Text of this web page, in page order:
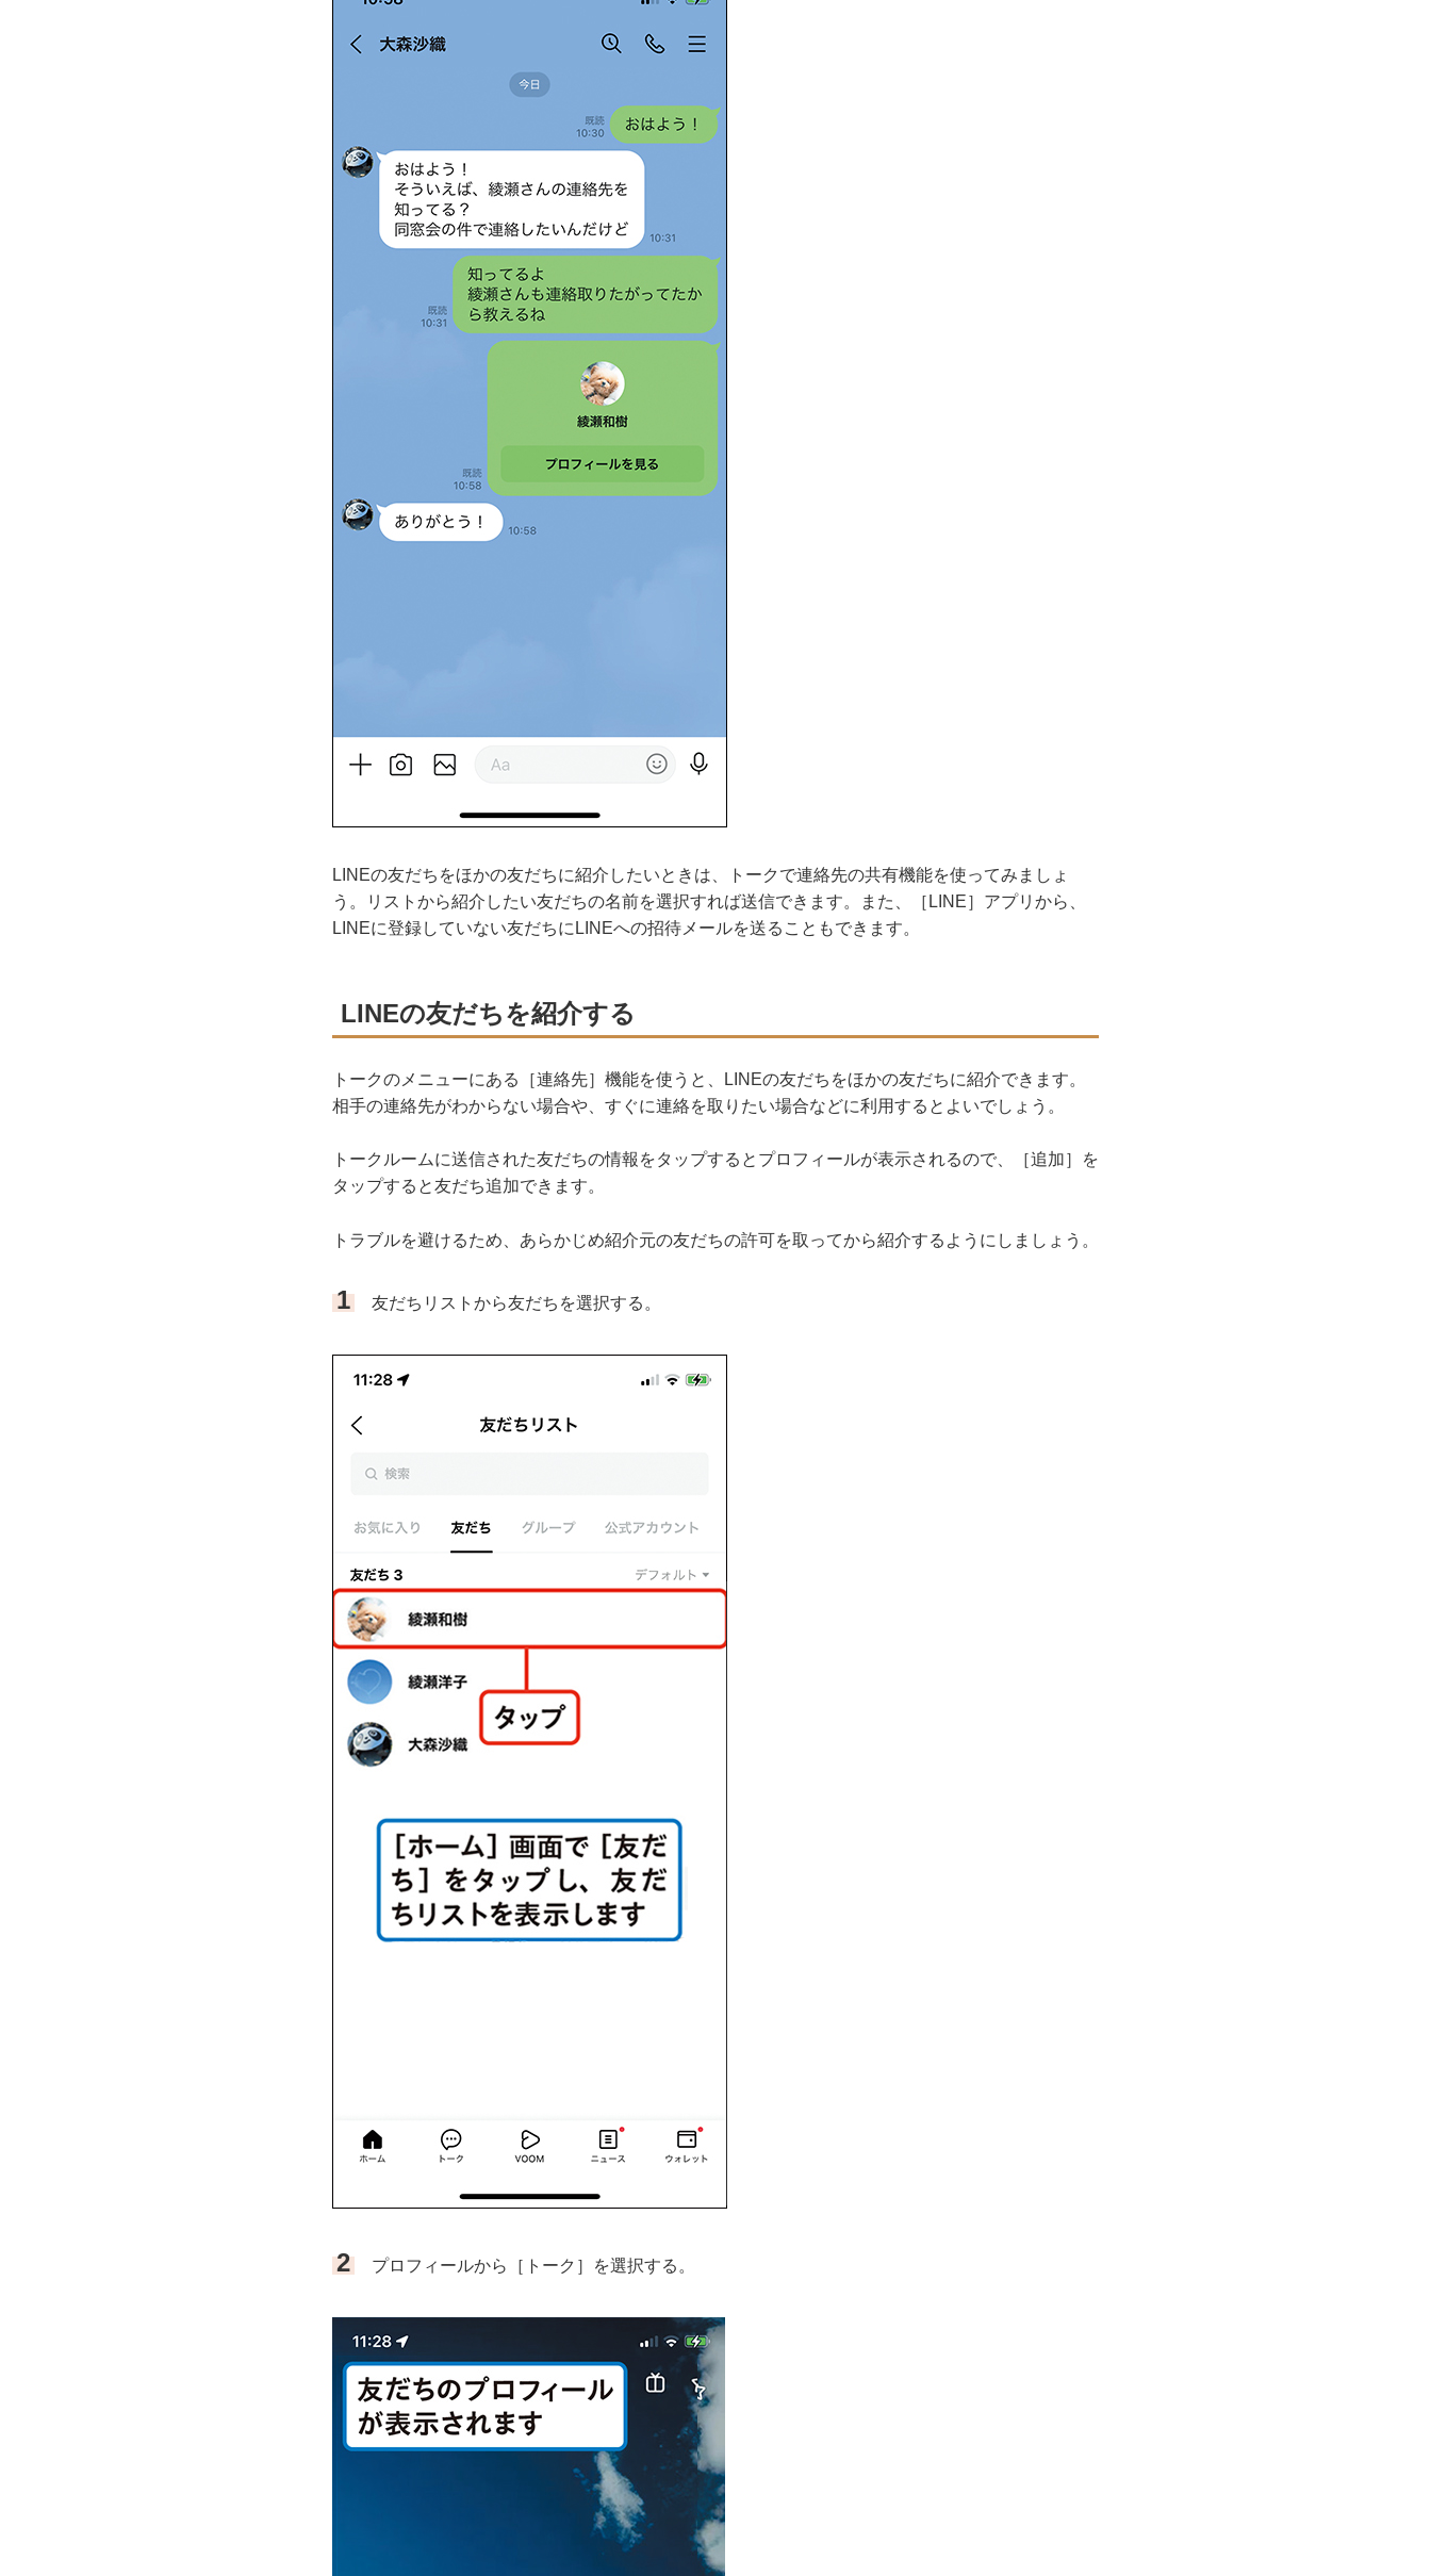
LINEの友だちをほかの友だちに紹介したいときは、トークで連絡先の共有機能を使ってみましょ
う。リストから紹介したい友だちの名前を選択すれば送信できます。また、［LINE］アプリから、
LINEに登録していない友だちにLINEへの招待メールを送ることもできます。
LINEの友だちを紹介する
トークのメニューにある［連絡先］機能を使うと、LINEの友だちをほかの友だちに紹介できます。
相手の連絡先がわからない場合や、すぐに連絡を取りたい場合などに利用するとよいでしょう。
トークルームに送信された友だちの情報をタップするとプロフィールが表示されるので、［追加］を
タップすると友だち追加できます。
トラブルを避けるため、あらかじめ紹介元の友だちの許可を取ってから紹介するようにしましょう。
1 友だちリストから友だちを選択する。
2 プロフィールから［トーク］を選択する。